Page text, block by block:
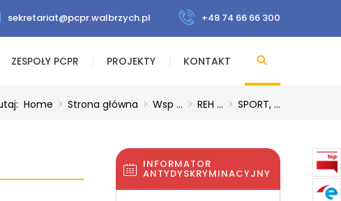
sekretariat@pcpr.walbrzych.pl +48 74 66 66 300
ZESPOŁY PCPR PROJEKTY KONTAKT
Home > Strona główna > Wsp ... > REH ... > SPORT, ...
INFORMATOR
ANTYDYSKRYMINACYJNY